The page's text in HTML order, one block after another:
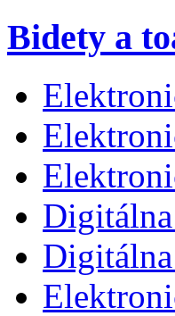
Bidety a